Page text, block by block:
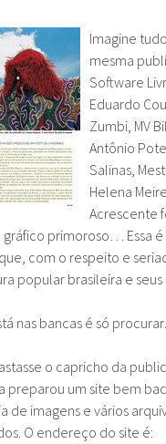
Imagine
mesma
Software
Eduardo
Zumbi, MV
Antônio
Salinas,
Helena
Acrescente
primoroso… Essa
com o respeito e
popular brasileira e
nas bancas é só
o capricho da
preparou um site bem
de imagens e vários
O endereço do site é: